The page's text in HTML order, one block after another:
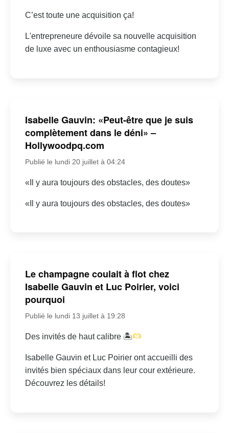
C’est toute une acquisition ça!
L'entrepreneure dévoile sa nouvelle acquisition
de luxe avec un enthousiasme contagieux!
Isabelle Gauvin: «Peut-être que je suis
complètement dans le déni» –
Hollywoodpq.com
Publié le lundi 20 juillet à 04:24
«Il y aura toujours des obstacles, des doutes»
«Il y aura toujours des obstacles, des doutes»
Le champagne coulait à flot chez
Isabelle Gauvin et Luc Poirier, voici
pourquoi
Publié le lundi 13 juillet à 19:28
Des invités de haut calibre 🏝
Isabelle Gauvin et Luc Poirier ont accueilli des
invités bien spéciaux dans leur cour extérieure.
Découvrez les détails!